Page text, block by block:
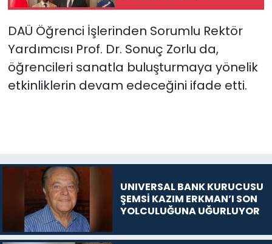
DAÜ Öğrenci İşlerinden Sorumlu Rektör
Yardımcısı Prof. Dr. Sonuç Zorlu da,
öğrencileri sanatla buluşturmaya yönelik
etkinliklerin devam edeceğini ifade etti.
UNIVERSAL BANK KURUCUSU
ŞEMSİ KAZIM ERKMAN’I SON
YOLCULUĞUNA UĞURLUYOR